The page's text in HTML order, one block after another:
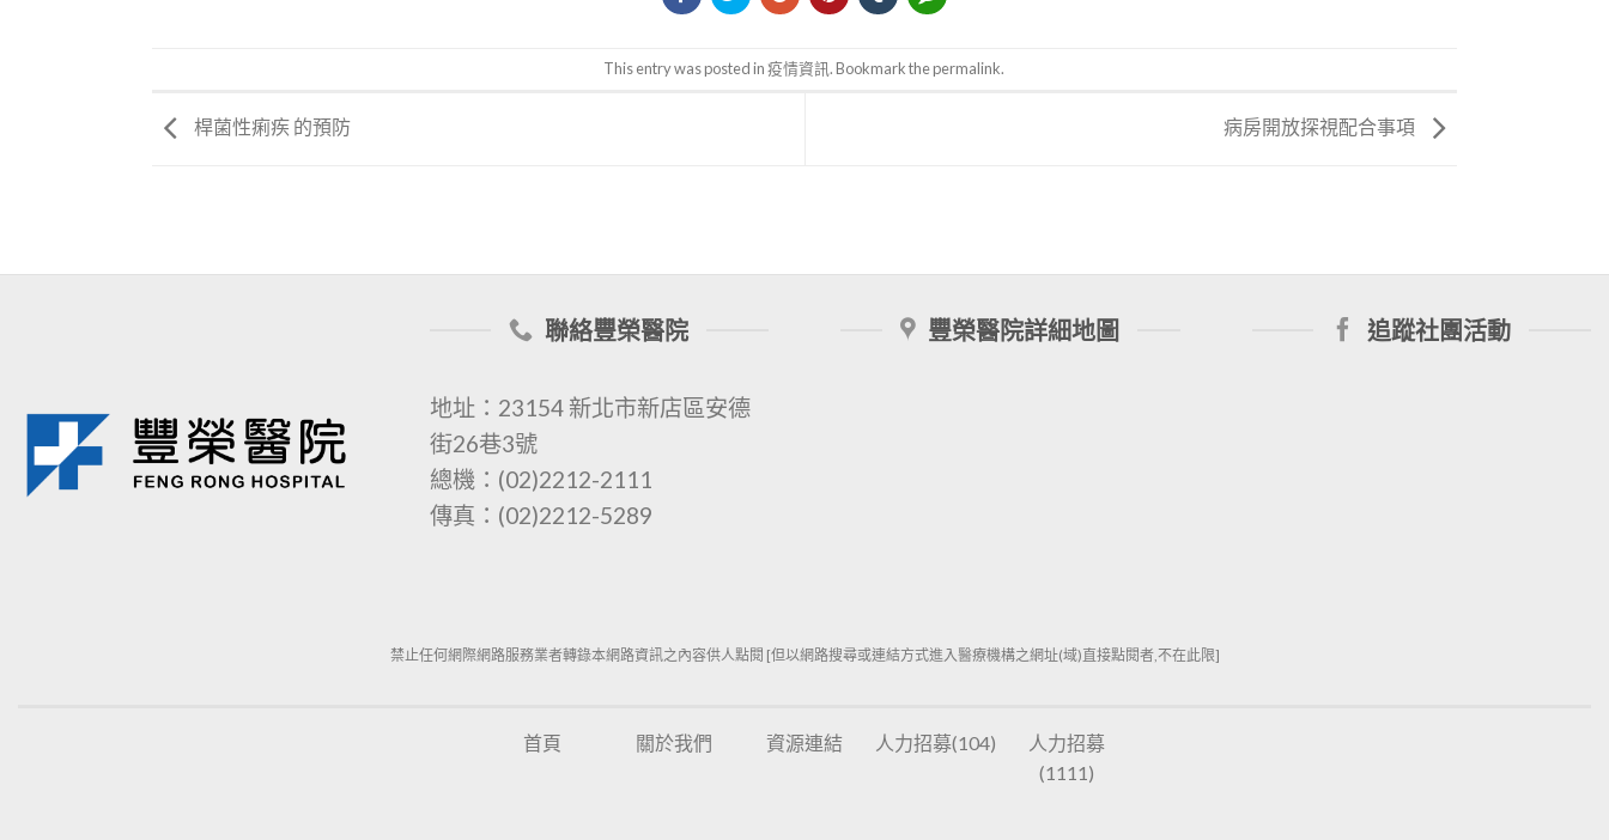
This entry was posted in疫情資訊. Bookmark thepermalink.
桿菌性痢疾 的預防 病房開放探視配合事項
聯絡豐榮醫院
地址：23154 新北市新店區安德
街26巷3號
總機：(02)2212-2111
傳真：(02)2212-5289
豐榮醫院詳細地圖 追蹤社團活動
禁止任何網際網路服務業者轉錄本網路資訊之內容供人點閱 [但以網路搜尋或連結方式進入醫療機構之網址(域)直接點閱者,不在此限]
首頁 關於我們 資源連結 人力招募(104)
人力招募
(1111)